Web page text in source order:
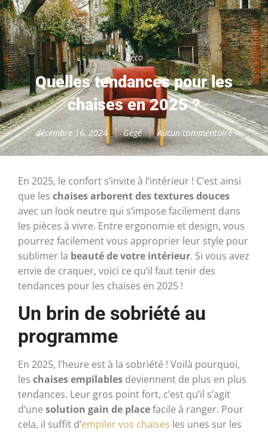
Déco
Quelles tendances pour les
chaises en 2025 ?
décembre 16, 2024 Gégé Aucun commentaire
En 2025, le confort s’invite à l’intérieur ! C’est ainsi
que les chaises arborent des textures douces
avec un look neutre qui s’impose facilement dans
les pièces à vivre. Entre ergonomie et design, vous
pourrez facilement vous approprier leur style pour
sublimer la beauté de votre intérieur. Si vous avez
envie de craquer, voici ce qu’il faut tenir des
tendances pour les chaises en 2025 !
Un brin de sobriété au
programme
En 2025, l’heure est à la sobriété ! Voilà pourquoi,
les chaises empilables deviennent de plus en plus
tendances. Leur gros point fort, c’est qu’il s’agit
d’une solution gain de placefacile à ranger. Pour
cela, il suffit d’empiler vos chaises les unes sur les